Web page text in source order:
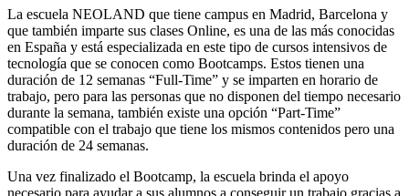
La escuela NEOLAND que tiene campus en Madrid, Barcelona y
que también imparte sus clases Online, es una de las más conocidas
en España y está especializada en este tipo de cursos intensivos de
tecnología que se conocen como Bootcamps. Estos tienen una
duración de 12 semanas “Full-Time” y se imparten en horario de
trabajo, pero para las personas que no disponen del tiempo necesario
durante la semana, también existe una opción “Part-Time”
compatible con el trabajo que tiene los mismos contenidos pero una
duración de 24 semanas.
Una vez finalizado el Bootcamp, la escuela brinda el apoyo
necesario para ayudar a sus alumnos a conseguir un trabajo gracias a